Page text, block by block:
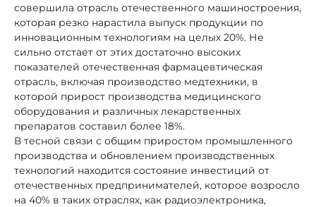
совершила отрасль отечественного машиностроения,
которая резко нарастила выпуск продукции по
инновационным технологиям на целых 20%. Не
сильно отстает от этих достаточно высоких
показателей отечественная фармацевтическая
отрасль, включая производство медтехники, в
которой прирост производства медицинского
оборудования и различных лекарственных
препаратов составил более 18%.
В тесной связи с общим приростом промышленного
производства и обновлением производственных
технологий находится состояние инвестиций от
отечественных предпринимателей, которое возросло
на 40% в таких отраслях, как радиоэлектроника,